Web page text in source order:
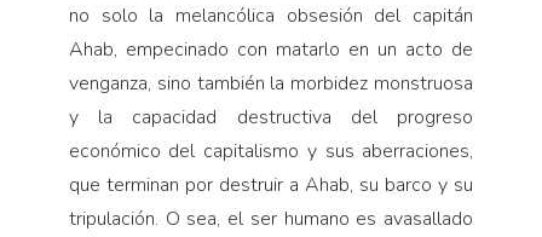
no solo la melancólica obsesión del capitán
Ahab, empecinado con matarlo en un acto de
venganza, sino también la morbidez monstruosa
y la capacidad destructiva del progreso
económico del capitalismo y sus aberraciones,
que terminan por destruir a Ahab, su barco y su
tripulación. O sea, el ser humano es avasallado